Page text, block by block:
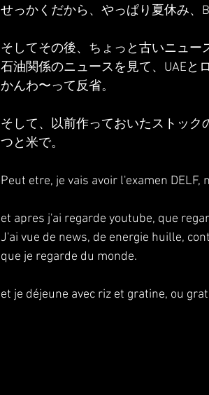
せっかくだから、やっぱり夏休み、
そしてその後、ちょっと古いニュー
石油関係のニュースを見て、UAEと
かんわ〜って反省。
そして、以前作っておいたストッ
つと米で。
Peut etre, je vais avoir l'examen DELF,
et apres j'ai regarde youtube, que
J'ai vue de news, de energie huille,
que je regarde du monde.
et je déjeune avec riz et gratine, ou